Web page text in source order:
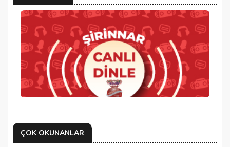
ÇOK OKUNANLAR